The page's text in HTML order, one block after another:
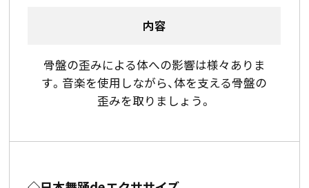
内容
骨盤の歪みによる体への影響は様々ありま
す。音楽を使用しながら、体を支える骨盤の
歪みを取りましょう。